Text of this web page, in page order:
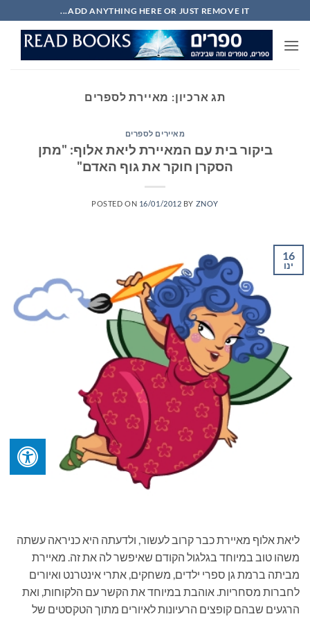
to
content
ADD ANYTHING HERE OR JUST REMOVE IT...
תג ארכיון: מאיירת לספרים
מאיירים לספרים
ביקור בית עם המאיירת ליאת אלוף: "מתן
הסקרן חוקר את גוף האדם"
POSTED ON 16/01/2012 BY ZNOY
16
ינו
ליאת אלוף מאיירת כבר קרוב לעשור, ולדעתה היא כניראה עשתה
משהו טוב במיוחד בגלגול הקודם שאיפשר לה את זה. מאיירת
מביתה ברמת גן ספרי ילדים, משחקים, אתרי אינטרנט ואיורים
לחברות מסחריות. אוהבת במיוחד את הקשר עם הלקוחות, ואת
הרגעים שבהם קופצים הרעיונות לאיורים מתוך הטקסטים של